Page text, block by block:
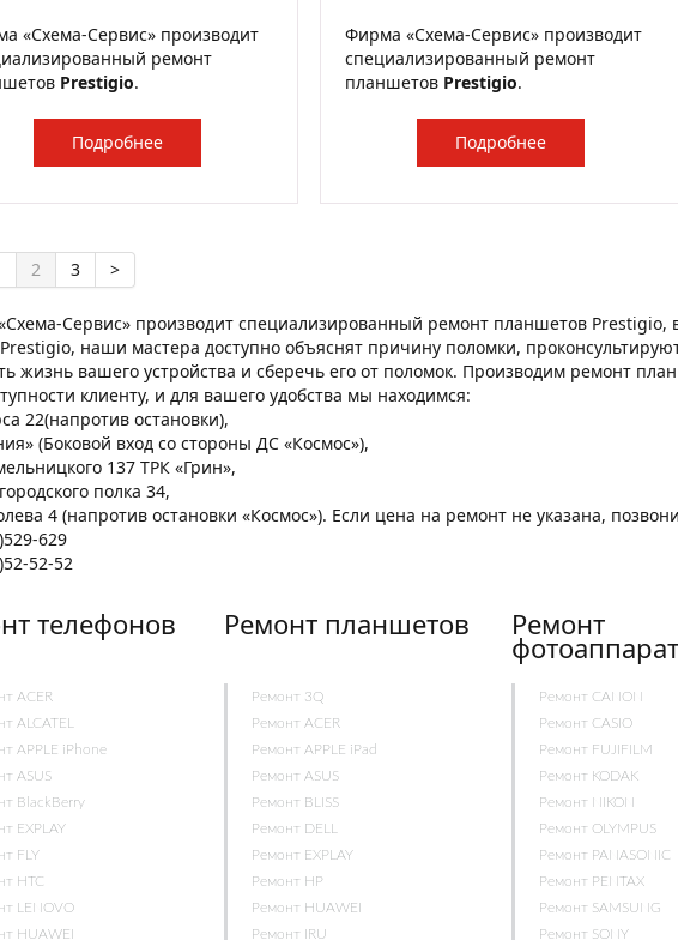
«Схема-Сервис» производит
ремонт
Prestigio.
Подробнее
Фирма «Схема-Сервис» производит
специализированный ремонт
планшетов Prestigio.
Подробнее
2 3 >
Сервис» производит специализированный ремонт планшетов Prestigio,
наши мастера доступно объяснят причину поломки,
жизнь вашего устройства и сберечь его от поломок. Производим ремонт
клиенту, и для вашего удобства мы находимся:
22(напротив остановки),
(Боковой вход со стороны ДС «Космос»),
137 ТРК «Грин»,
полка 34,
4 (напротив остановки «Космос»). Если цена на ремонт не указана,
629
52-52
телефонов
ACER
ALCATEL
APPLE iPhone
ASUS
BlackBerry
EXPLAY
FLY
HTC
LENOVO
HUAWEI
Ремонт планшетов
Ремонт 3Q
Ремонт ACER
Ремонт APPLE iPad
Ремонт ASUS
Ремонт BLISS
Ремонт DELL
Ремонт EXPLAY
Ремонт HP
Ремонт HUAWEI
Ремонт IRU
Ремонт
Ремонт CANON
Ремонт CASIO
Ремонт FUJIFILM
Ремонт KODAK
Ремонт NIKON
Ремонт OLYMPUS
Ремонт PANASONIC
Ремонт PENTAX
Ремонт SAMSUNG
Ремонт SONY